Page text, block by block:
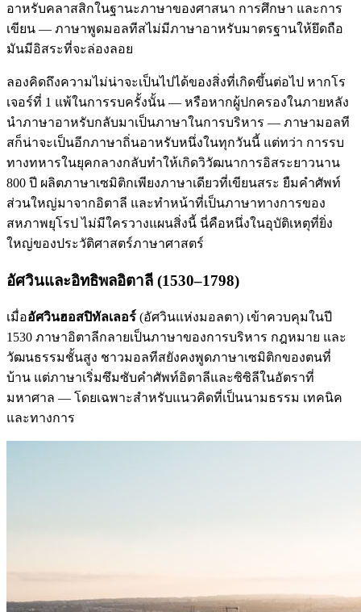
อาหรับคลาสสิกในฐานะภาษาของศาสนา การศึกษา และการ
เขียน — ภาษาพูดมอลทีสไม่มีภาษาอาหรับมาตรฐานให้ยึดถือ
มันมีอิสระที่จะล่องลอย
ลองคิดถึงความไม่น่าจะเป็นไปได้ของสิ่งที่เกิดขึ้นต่อไป หากโร
เจอร์ที่ 1 แพ้ในการรบครั้งนั้น — หรือหากผู้ปกครองในภายหลัง
นำภาษาอาหรับกลับมาเป็นภาษาในการบริหาร — ภาษามอลที
สก็น่าจะเป็นอีกภาษาถิ่นอาหรับหนึ่งในทุกวันนี้ แต่ทว่า การรบ
ทางทหารในยุคกลางกลับทำให้เกิดวิวัฒนาการอิสระยาวนาน
800 ปี ผลิตภาษาเซมิติกเพียงภาษาเดียวที่เขียนสระ ยืมคำศัพท์
ส่วนใหญ่มาจากอิตาลี และทำหน้าที่เป็นภาษาทางการของ
สหภาพยุโรป ไม่มีใครวางแผนสิ่งนี้ นี่คือหนึ่งในอุบัติเหตุที่ยิ่ง
ใหญ่ของประวัติศาสตร์ภาษาศาสตร์
อัศวินและอิทธิพลอิตาลี (1530–1798)
เมื่ออัศวินฮอสปิทัลเลอร์ (อัศวินแห่งมอลตา) เข้าควบคุมในปี
1530 ภาษาอิตาลีกลายเป็นภาษาของการบริหาร กฎหมาย และ
วัฒนธรรมชั้นสูง ชาวมอลทีสยังคงพูดภาษาเซมิติกของตนที่
บ้าน แต่ภาษาเริ่มซึมซับคำศัพท์อิตาลีและซิซิลีในอัตราที่
มหาศาล — โดยเฉพาะสำหรับแนวคิดที่เป็นนามธรรม เทคนิค
และทางการ